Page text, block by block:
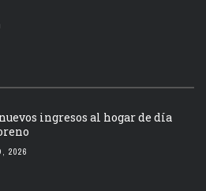
ingresos al hogar de día
2026